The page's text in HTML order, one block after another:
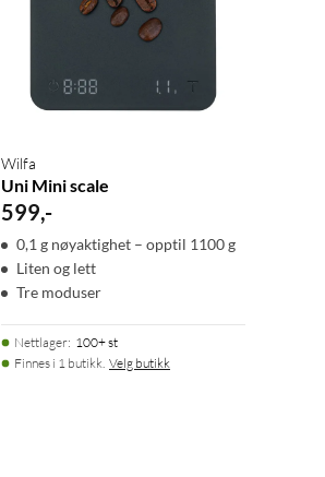
Wilfa
Uni Mini scale
599,-
0,1 g nøyaktighet – opptil 1100 g
Liten og lett
Tre moduser
Nettlager: 100+ st
Finnes i 1 butikk. Velg butikk